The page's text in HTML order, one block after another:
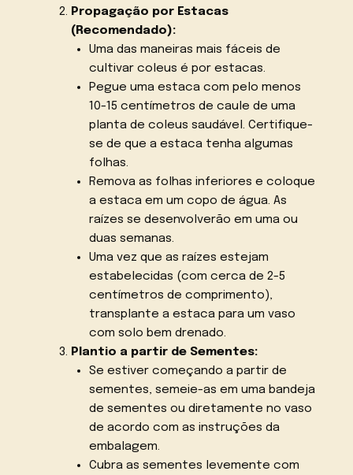
Propagação por Estacas
(Recomendado):
Uma das maneiras mais fáceis de
cultivar coleus é por estacas.
Pegue uma estaca com pelo menos
10-15 centímetros de caule de uma
planta de coleus saudável. Certifique-
se de que a estaca tenha algumas
folhas.
Remova as folhas inferiores e coloque
a estaca em um copo de água. As
raízes se desenvolverão em uma ou
duas semanas.
Uma vez que as raízes estejam
estabelecidas (com cerca de 2-5
centímetros de comprimento),
transplante a estaca para um vaso
com solo bem drenado.
Plantio a partir de Sementes:
Se estiver começando a partir de
sementes, semeie-as em uma bandeja
de sementes ou diretamente no vaso
de acordo com as instruções da
embalagem.
Cubra as sementes levemente com